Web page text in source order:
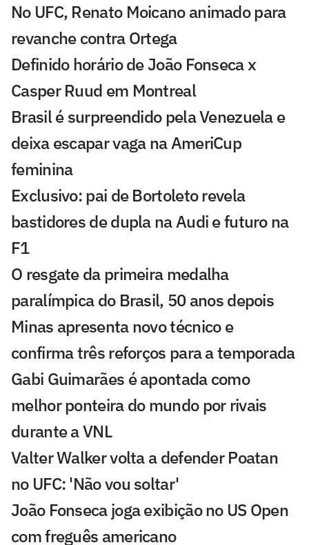
No UFC, Renato Moicano animado para
revanche contra Ortega
Definido horário de João Fonseca x
Casper Ruud em Montreal
Brasil é surpreendido pela Venezuela e
deixa escapar vaga na AmeriCup
feminina
Exclusivo: pai de Bortoleto revela
bastidores de dupla na Audi e futuro na
F1
O resgate da primeira medalha
paralímpica do Brasil, 50 anos depois
Minas apresenta novo técnico e
confirma três reforços para a temporada
Gabi Guimarães é apontada como
melhor ponteira do mundo por rivais
durante a VNL
Valter Walker volta a defender Poatan
no UFC: 'Não vou soltar'
João Fonseca joga exibição no US Open
com freguês americano